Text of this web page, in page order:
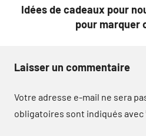
Idées de cadeaux pour
pour marquer
Laisser un commentaire
Votre adresse e-mail ne sera
obligatoires sont indiqués avec